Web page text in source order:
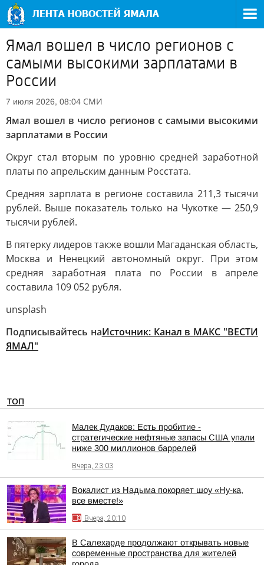
Ямал вошел в число регионов с
самыми высокими зарплатами в
России
7 июля 2026, 08:04 СМИ
Ямал вошел в число регионов с самыми высокими
зарплатами в России
Округ стал вторым по уровню средней заработной
платы по апрельским данным Росстата.
Средняя зарплата в регионе составила 211,3 тысячи
рублей. Выше показатель только на Чукотке — 250,9
тысячи рублей.
В пятерку лидеров также вошли Магаданская область,
Москва и Ненецкий автономный округ. При этом
средняя заработная плата по России в апреле
составила 109 052 рубля.
unsplash
Подписывайтесь наИсточник: Канал в МАКС "ВЕСТИ
ЯМАЛ"
ТОП
Малек Дудаков: Есть пробитие -
стратегические нефтяные запасы США упали
ниже 300 миллионов баррелей
Вчера, 23:03
Вокалист из Надыма покоряет шоу «Ну-ка,
все вместе!»
Вчера, 20:10
В Салехарде продолжают открывать новые
современные пространства для жителей